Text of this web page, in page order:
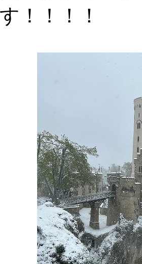
！！！！